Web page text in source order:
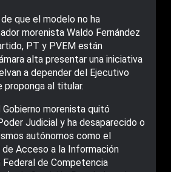
que el modelo no ha
morenista Waldo Fernández
PT y PVEM están
alta presentar una iniciativa
a depender del Ejecutivo
al titular.
Gobierno morenista quitó
Judicial y ha desaparecido o
autónomos como el
Acceso a la Información
Federal de Competencia